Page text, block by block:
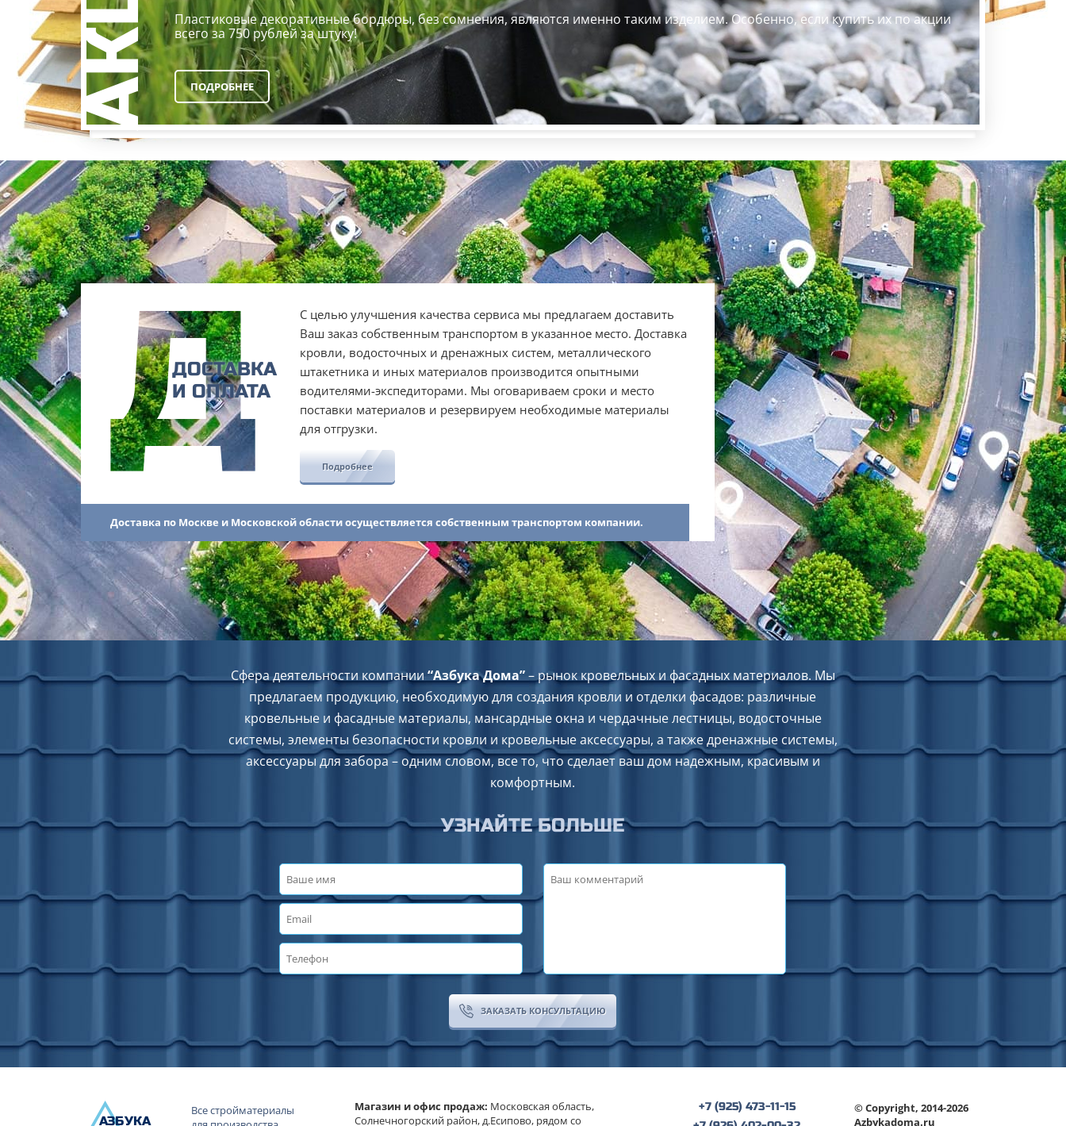
Пластиковые декоративные бордюры, без сомнения, являются именно таким изделием. Особенно, если купить их по акции
всего за 750 рублей за штуку!
ПОДРОБНЕЕ
ДОСТАВКА
И ОПЛАТА
С целью улучшения качества сервиса мы предлагаем доставить
Ваш заказ собственным транспортом в указанное место. Доставка
кровли, водосточных и дренажных систем, металлического
штакетника и иных материалов производится опытными
водителями-экспедиторами. Мы оговариваем сроки и место
поставки материалов и резервируем необходимые материалы
для отгрузки.
Подробнее
Доставка по Москве и Московской области осуществляется собственным транспортом компании.
Д
Cфера деятельности компании“Азбука Дома”– рынок кровельных и фасадных материалов. Мы
предлагаем продукцию, необходимую для создания кровли и отделки фасадов: различные
кровельные и фасадные материалы, мансардные окна и чердачные лестницы, водосточные
системы, элементы безопасности кровли и кровельные аксессуары, а также дренажные системы,
аксессуары для забора – одним словом, все то, что сделает ваш дом надежным, красивым и
комфортным.
УЗНАЙТЕ БОЛЬШЕ
ЗАКАЗАТЬ КОНСУЛЬТАЦИЮ
АЗБУКА
Все стройматериалы
Магазин и офис продаж: Московская область,
Солнечногорский район, д.Есипово, рядом со
+7 (925) 473-11-15
© Copyright, 2014-2026
Azbykadoma.ru